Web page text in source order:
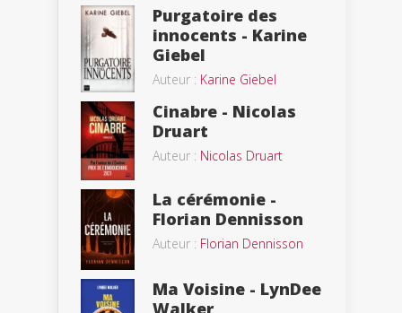
Purgatoire des
innocents - Karine
Giebel
Auteur : Karine Giebel
Cinabre - Nicolas
Druart
Auteur : Nicolas Druart
La cérémonie -
Florian Dennisson
Auteur : Florian Dennisson
Ma Voisine - LynDee
Walker